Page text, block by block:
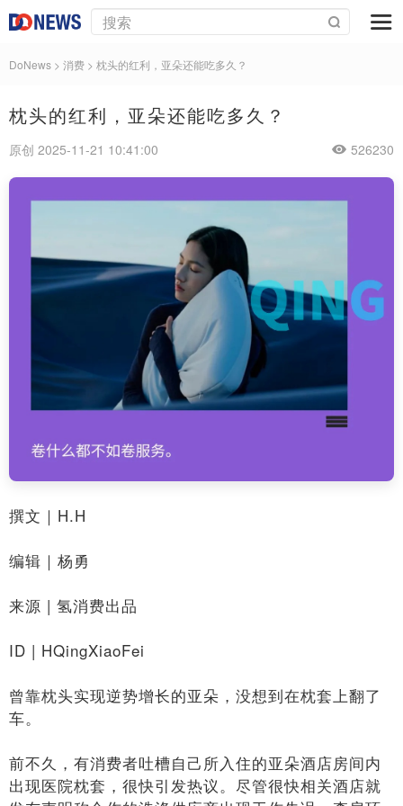
DoNews > 消费 > 枕头的红利，亚朵还能吃多久？
枕头的红利，亚朵还能吃多久？
原创 2025-11-21 10:41:00 526230
撰文｜H.H
编辑｜杨勇
来源 | 氢消费出品
ID | HQingXiaoFei
曾靠枕头实现逆势增长的亚朵，没想到在枕套上翻了
车。
前不久，有消费者吐槽自己所入住的亚朵酒店房间内
出现医院枕套，很快引发热议。尽管很快相关酒店就